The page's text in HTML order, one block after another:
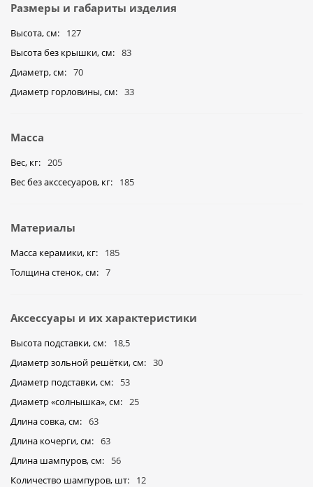
Размеры и габариты изделия
Высота, см
127
Высота без крышки, см
83
Диаметр, см
70
Диаметр горловины, см
33
Масса
Вес, кг
205
Вес без акссесуаров, кг
185
Материалы
Масса керамики, кг
185
Толщина стенок, см
7
Аксессуары и их характеристики
Высота подставки, см
18,5
Диаметр зольной решётки, см
30
Диаметр подставки, см
53
Диаметр «солнышка», cм
25
Длина совка, см
63
Длина кочерги, см
63
Длина шампуров, см
56
Количество шампуров, шт
12